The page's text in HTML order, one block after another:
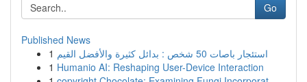
Go
Published News
1
استئجار باصات 50 شخص : بدائل كثيرة والأفضل القيم
1 Humanio AI: Reshaping User-Device Interaction